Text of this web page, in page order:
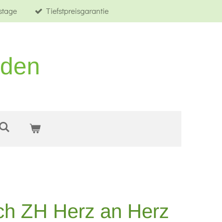
Tiefstpreisgarantie
ZH Herz an Herz